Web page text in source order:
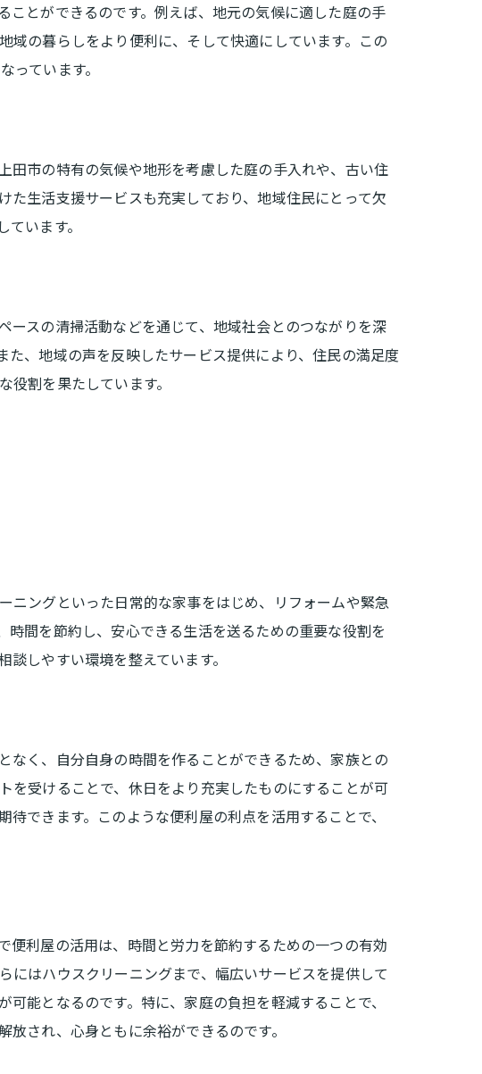
とができるのです。例えば、地元の気候に適した庭の手
の暮らしをより便利に、そして快適にしています。この
ています。
田市の特有の気候や地形を考慮した庭の手入れや、古い住
生活支援サービスも充実しており、地域住民にとって欠
います。
スの清掃活動などを通じて、地域社会とのつながりを深
、地域の声を反映したサービス提供により、住民の満足度
割を果たしています。
ニングといった日常的な家事をはじめ、リフォームや緊急
間を節約し、安心できる生活を送るための重要な役割を
しやすい環境を整えています。
なく、自分自身の時間を作ることができるため、家族との
を受けることで、休日をより充実したものにすることが可
できます。このような便利屋の利点を活用することで、
利屋の活用は、時間と労力を節約するための一つの有効
はハウスクリーニングまで、幅広いサービスを提供して
能となるのです。特に、家庭の負担を軽減することで、
され、心身ともに余裕ができるのです。